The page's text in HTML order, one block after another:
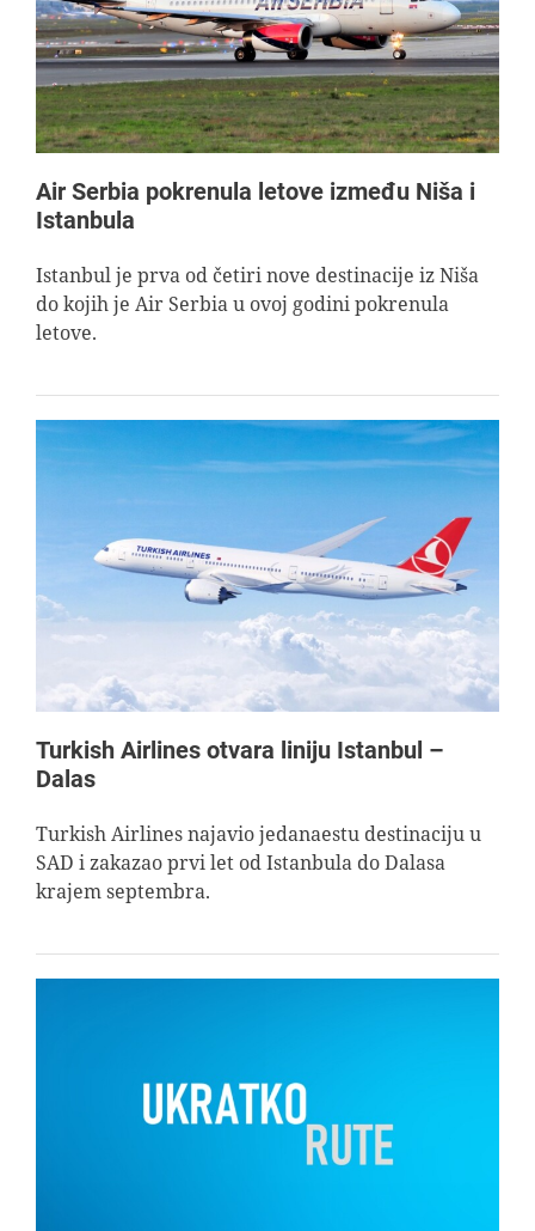
Air Serbia pokrenula letove između Niša i
Istanbula
Istanbul je prva od četiri nove destinacije iz Niša
do kojih je Air Serbia u ovoj godini pokrenula
letove.
Turkish Airlines otvara liniju Istanbul –
Dalas
Turkish Airlines najavio jedanaestu destinaciju u
SAD i zakazao prvi let od Istanbula do Dalasa
krajem septembra.